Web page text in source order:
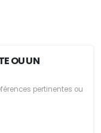
OU UN
pertinentes ou